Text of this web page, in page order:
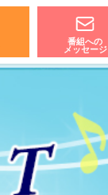
番組への
メッセージ